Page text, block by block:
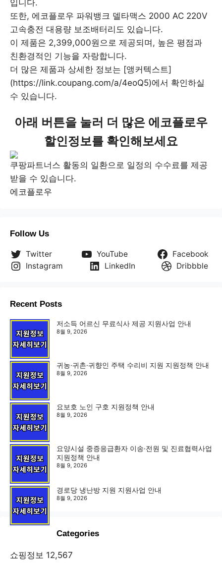
입니다.
또한, 에코플로우 파워뱅크 델타맥스 2000 AC 220V
고속충전 대용량 보조배터리도 있습니다.
이 제품은 2,399,000원으로 제공되며, 높은 평점과
친환경적인 기능을 자랑합니다.
더 많은 제품과 상세한 정보는 [앵커텍스트]
(https://link.coupang.com/a/4eoQ5)에서 확인하실
수 있습니다.
아래 버튼을 눌러 더 많은 에코플로우
할인정보를 확인해보세요
쿠팡파트너스 활동의 일환으로 일정의 수수료를 제공
받을 수 있습니다.
에코플로우
Follow Us
Twitter YouTube
Facebook
Instagram
LinkedIn Dribbble
Recent Posts
저소득 어르신 무료식사 제공 지원사업 안내
8월 9, 2026
귀농·귀촌·귀향인 주택 수리비 지원 지원정책 안내
8월 9, 2026
요보호 노인 구호 지원정책 안내
8월 9, 2026
요양시설 중증응급환자 이송·전원 및 진료협력사업
지원정책 안내
8월 9, 2026
경로당 냉난방 지원 지원사업 안내
8월 9, 2026
Categories
쇼핑정보 12,567